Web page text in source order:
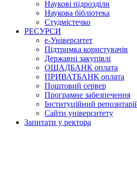
Наукові підрозділи
Наукова бібліотека
Студмістечко
РЕСУРСИ
е-Університет
Підтримка користувачів
Державні закупівлі
ОЩАДБАНК оплата
ПРИВАТБАНК оплата
Поштовий сервер
Програмне забезпечення
Інституційний
Сайти університету
Запитати у ректора